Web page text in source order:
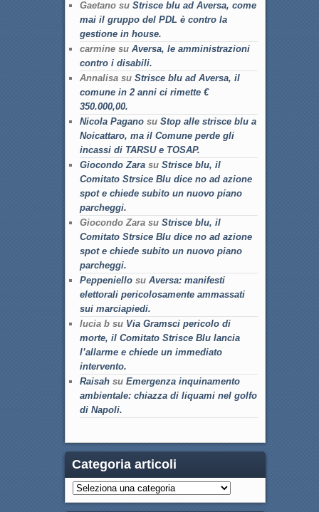
Gaetano su Strisce blu ad Aversa, come
mai il gruppo del PDL è contro la
gestione in house.
carmine su Aversa, le amministrazioni
contro i disabili.
Annalisa su Strisce blu ad Aversa, il
comune in 2 anni ci rimette €
350.000,00.
Nicola Paganosu Stop alle strisce blu a
Noicattaro, ma il Comune perde gli
incassi di TARSU e TOSAP.
Giocondo Zarasu Strisce blu, il
Comitato Strsice Blu dice no ad azione
spot e chiede subito un nuovo piano
parcheggi.
Giocondo Zara su Strisce blu, il
Comitato Strsice Blu dice no ad azione
spot e chiede subito un nuovo piano
parcheggi.
Peppeniellosu Aversa: manifesti
elettorali pericolosamente ammassati
sui marciapiedi.
lucia b su Via Gramsci pericolo di
morte, il Comitato Strisce Blu lancia
l’allarme e chiede un immediato
intervento.
Raisahsu Emergenza inquinamento
ambientale: chiazza di liquami nel golfo
di Napoli.
Categoria articoli